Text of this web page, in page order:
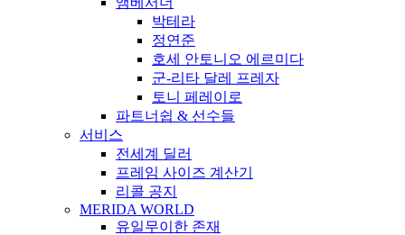
박테라
정연준
호세 안토니오 에르미다
군-리타 달레 프레자
토니 페레이로
파트너쉽 & 선수들
서비스
전세계 딜러
프레임 사이즈 계산기
리콜 공지
MERIDA WORLD
유일무이한 존재